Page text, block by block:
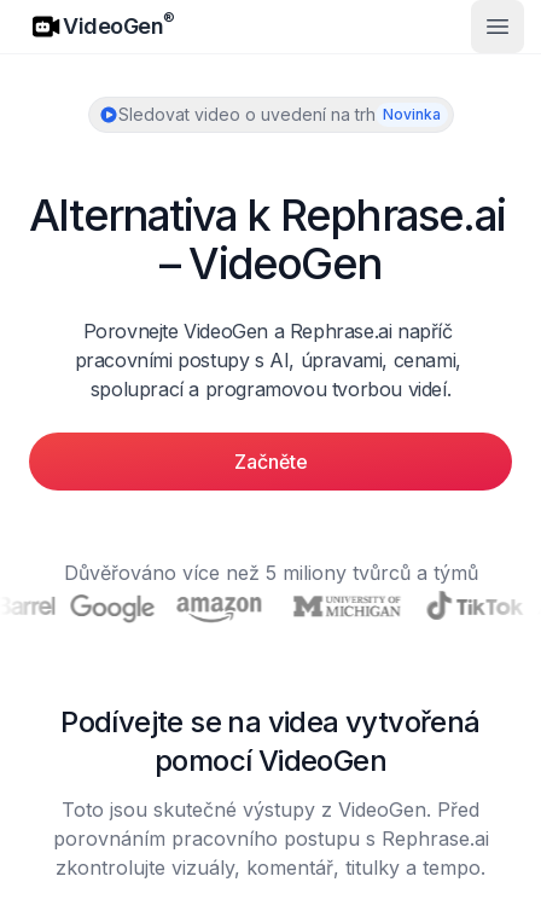
VideoGen
VideoGen®
Sledovat video o uvedení na trh Novinka
Alternativa k Rephrase.ai
– VideoGen
Porovnejte VideoGen a Rephrase.ai napříč
pracovními postupy s AI, úpravami, cenami,
spoluprací a programovou tvorbou videí.
Začněte
Důvěřováno více než 5 miliony tvůrců a týmů
Podívejte se na videa vytvořená
pomocí VideoGen
Toto jsou skutečné výstupy z VideoGen. Před
porovnáním pracovního postupu s Rephrase.ai
zkontrolujte vizuály, komentář, titulky a tempo.